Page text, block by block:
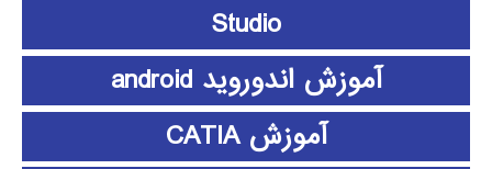
Studio
آموزش اندوروید android
آموزش CATIA